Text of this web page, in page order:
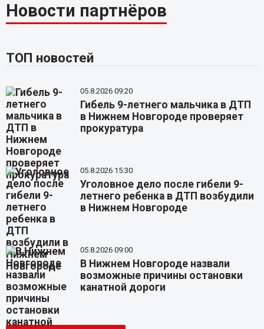
Новости партнёров
ТОП новостей
05.8.2026 09:20
Гибель 9-летнего мальчика в ДТП
в Нижнем Новгороде проверяет
прокуратура
05.8.2026 15:30
Уголовное дело после гибели 9-
летнего ребенка в ДТП возбудили
в Нижнем Новгороде
05.8.2026 09:00
В Нижнем Новгороде назвали
возможные причины остановки
канатной дороги